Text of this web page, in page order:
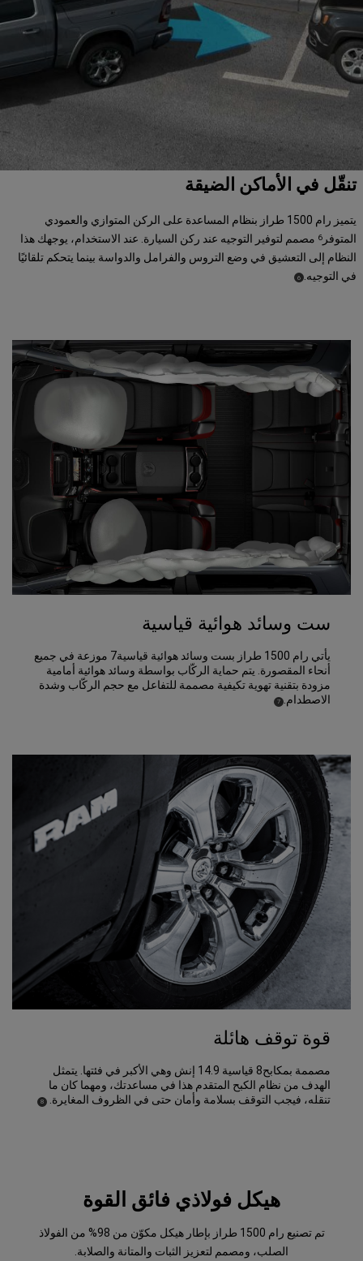
تنقّل في الأماكن الضيقة
يتميز رام 1500 طراز بنظام المساعدة على الركن المتوازي والعمودي
المتوفر 6 مصمم لتوفير التوجيه عند ركن السيارة. عند الاستخدام، يوجهك هذا
النظام إلى التعشيق في وضع التروس والفرامل والدواسة بينما يتحكم تلقائيًا
في التوجيه.
(
6
)
ست وسائد هوائية قياسية
يأتي رام 1500 طراز بست وسائد هوائية قياسية7 موزعة في جميع
أنحاء المقصورة. يتم حماية الركّاب بواسطة وسائد هوائية أمامية
مزودة بتقنية تهوية تكيفية مصممة للتفاعل مع حجم الركّاب وشدة
الاصطدام.
(
Disclosure
7
)
قوة توقف هائلة
مصممة بمكابح8 قياسية 14.9 إنش وهي الأكبر في فئتها. يتمثل
الهدف من نظام الكبح المتقدم هذا في مساعدتك، ومهما كان ما
تنقله، فيجب التوقف بسلامة وأمان حتى في الظروف المغايرة.
(
Disclosure
8
)
هيكل فولاذي فائق القوة
تم تصنيع رام 1500 طراز بإطار هيكل مكوّن من 98% من الفولاذ
الصلب، ومصمم لتعزيز الثبات والمتانة والصلابة.